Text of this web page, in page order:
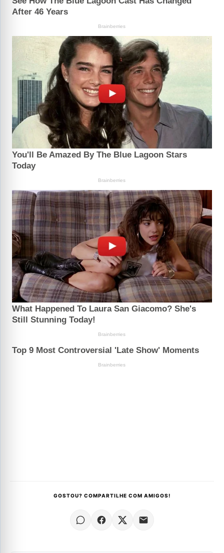
GOSTOU? COMPARTILHE COM AMIGOS!